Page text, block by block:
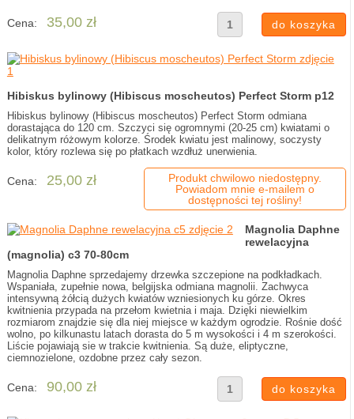
Cena: 35,00 zł
Hibiskus bylinowy (Hibiscus moscheutos) Perfect Storm p12
Hibiskus bylinowy (Hibiscus moscheutos) Perfect Storm odmiana
dorastająca do 120 cm. Szczyci się ogromnymi (20-25 cm) kwiatami o
delikatnym różowym kolorze. Środek kwiatu jest malinowy, soczysty
kolor, który rozlewa się po płatkach wzdłuż unerwienia.
Cena: 25,00 zł
Produkt chwilowo niedostępny.
Powiadom mnie e-mailem o
dostępności tej rośliny!
Magnolia Daphne
rewelacyjna
(magnolia) c3 70-80cm
Magnolia Daphne sprzedajemy drzewka szczepione na podkładkach.
Wspaniała, zupełnie nowa, belgijska odmiana magnolii. Zachwyca
intensywną żółcią dużych kwiatów wzniesionych ku górze. Okres
kwitnienia przypada na przełom kwietnia i maja. Dzięki niewielkim
rozmiarom znajdzie się dla niej miejsce w każdym ogrodzie. Rośnie dość
wolno, po kilkunastu latach dorasta do 5 m wysokości i 4 m szerokości.
Liście pojawiają sie w trakcie kwitnienia. Są duże, eliptyczne,
ciemnozielone, ozdobne przez cały sezon.
Cena: 90,00 zł